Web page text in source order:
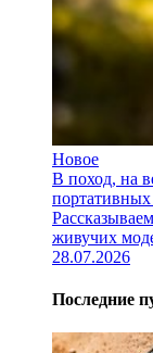
Новое
В поход, на
живучих
28.07.2026
Последние